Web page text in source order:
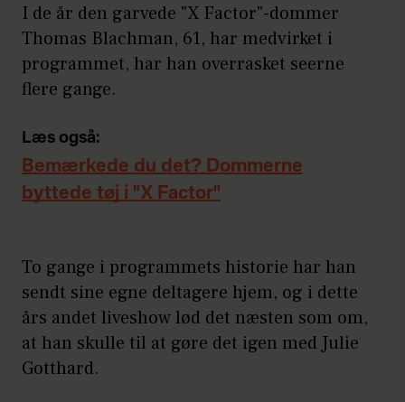
I de år den garvede "X Factor"-dommer
Thomas Blachman, 61, har medvirket i
programmet, har han overrasket seerne
flere gange.
Læs også:
Bemærkede du det? Dommerne
byttede tøj i "X Factor"
To gange i programmets historie har han
sendt sine egne deltagere hjem, og i dette
års andet liveshow lød det næsten som om,
at han skulle til at gøre det igen med Julie
Gotthard.